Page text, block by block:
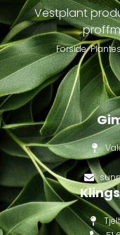
Vestplant
Forside